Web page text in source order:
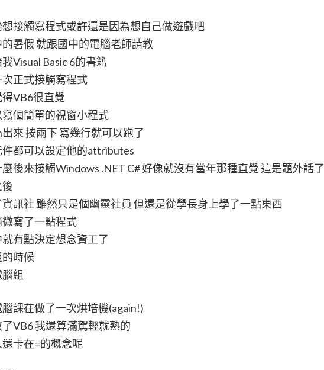
接觸寫程式或許還是因為想自己做遊戲吧
暑假 就跟國中的電腦老師請教
Visual Basic 6的書籍
正式接觸寫程式
VB6很直覺
個簡單的視窗小程式
來 按兩下 寫幾行就可以跑了
都可以設定他的attributes
後來接觸Windows .NET C# 好像就沒有當年那種直覺 這是題外話了
訊社 雖然只是個幽靈社員 但還是從學長身上學了一點東西
寫了一點程式
有點決定想念資工了
時候
組
課在做了一次烘培機(again!)
VB6 我還算滿駕輕就熟的
卡在=的概念呢